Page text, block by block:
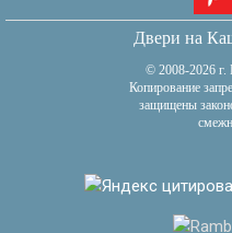
Двери на
© 2008-2026 г.
Копирование
защищены